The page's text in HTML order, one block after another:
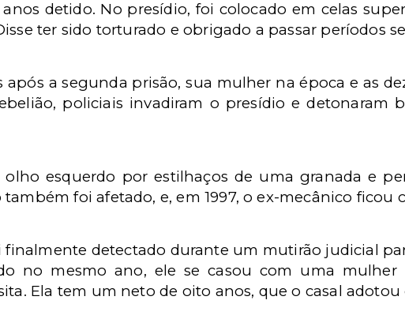
anos detido. No presídio, foi colocado em celas
ter sido torturado e obrigado a passar períodos
após a segunda prisão, sua mulher na época e as
policiais invadiram o presídio e detonaram
esquerdo por estilhaços de uma granada e
foi afetado, e, em 1997, o ex-mecânico ficou
finalmente detectado durante um mutirão judicial
no mesmo ano, ele se casou com uma
Ela tem um neto de oito anos, que o casal